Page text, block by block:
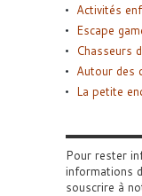
Activités
Escape
Chasseurs
Autour des
La petite
Pour rester
informations
souscrire à